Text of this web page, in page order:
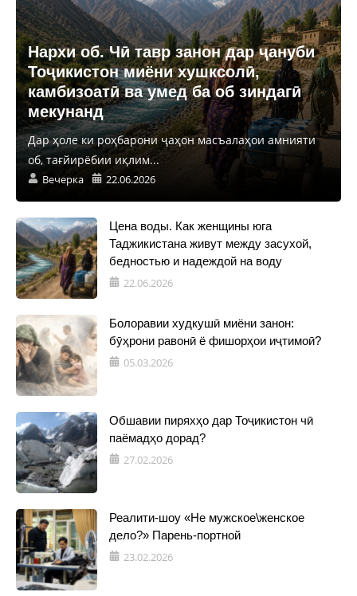
Нархи об. Чӣ тавр занон дар ҷануби
Тоҷикистон миёни хушксолӣ,
камбизоатӣ ва умед ба об зиндагӣ
мекунанд
Дар ҳоле ки роҳбарони ҷаҳон масъалаҳои амнияти
об, тағйирёбии иқлим...
Вечерка 22.06.2026
Цена воды. Как женщины юга
Таджикистана живут между засухой,
бедностью и надеждой на воду
22.06.2026
Болоравии худкушӣ миёни занон:
бӯҳрони равонӣ ё фишорҳои иҷтимоӣ?
05.03.2026
Обшавии пиряхҳо дар Тоҷикистон чӣ
паёмадҳо дорад?
27.02.2026
Реалити-шоу «Не мужское\женское
дело?» Парень-портной
23.02.2026